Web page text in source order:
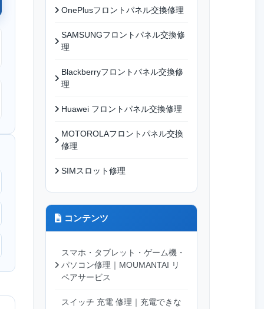
OnePlusフロントパネル交換修理
SAMSUNGフロントパネル交換修
理
Blackberryフロントパネル交換修
理
Huawei フロントパネル交換修理
MOTOROLAフロントパネル交換
修理
SIMスロット修理
コンテンツ
スマホ・タブレット・ゲーム機・
パソコン修理｜MOUMANTAI リ
ペアサービス
スイッチ 充電 修理｜充電できな